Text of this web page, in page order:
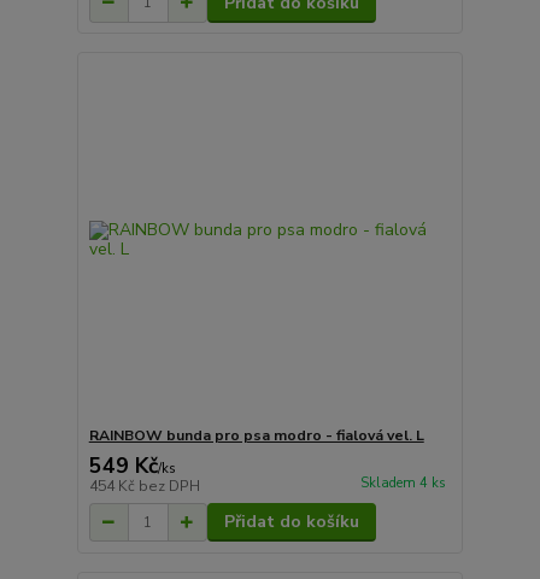
RAINBOW bunda pro psa modro - fialová vel. L
549 Kč/ks
454 Kč bez DPH Skladem 4 ks
Přidat do košíku